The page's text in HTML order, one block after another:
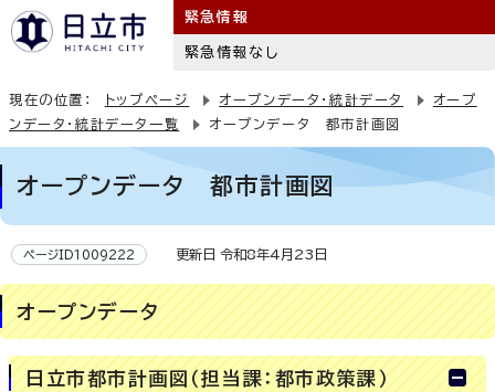
緊急情報
緊急情報なし
現在の位置： トップページ オープンデータ・統計データ
オープ
ンデータ・統計データ一覧
オープンデータ 都市計画図
オープンデータ 都市計画図
ページID1009222 更新日 令和8年4月23日
オープンデータ
日立市都市計画図（担当課：都市政策課）